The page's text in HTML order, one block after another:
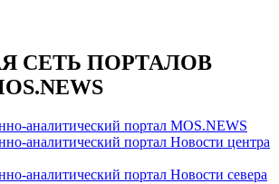
СЕТЬ ПОРТАЛОВ
аналитический портал MOS.NEWS
аналитический портал Новости центра
аналитический портал Новости севера